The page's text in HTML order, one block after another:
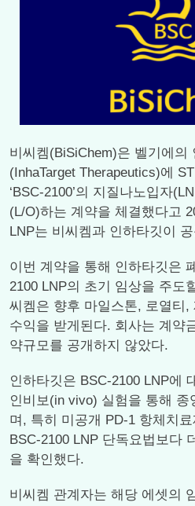
비씨켐(BiSiChem)은 벨기에의
(InhaTarget Therapeutics)에
‘BSC-2100’의 지질나노입자
(L/O)하는 계약을 체결했다고
LNP는 비씨켐과 인하타깃이
이번 계약을 통해 인하타깃은
2100 LNP의 초기 임상을 주도
씨켐은 향후 마일스톤, 로열티,
수익을 받게된다. 회사는 계약
약규모를 공개하지 않았다.
인하타깃은 BSC-2100 LNP에
인비보(in vivo) 실험을 통해 종
며, 특히 미공개 PD-1 항체치
BSC-2100 LNP 단독요법보다
을 확인했다.
비씨켐 관계자는 해당 에셋의